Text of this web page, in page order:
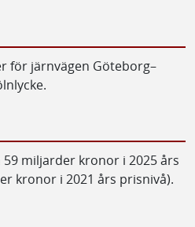
för järnvägen Göteborg–
miljarder kronor i 2025 års
kronor i 2021 års prisnivå).